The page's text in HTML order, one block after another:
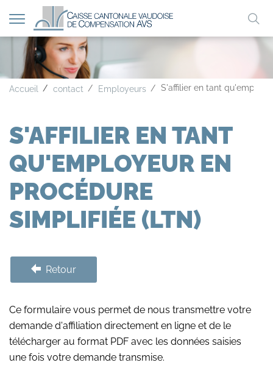
A A A
Afficher
la
navigation
Accueil contact Employeurs S'affilier en tant
S'AFFILIER EN TANT
QU'EMPLOYEUR EN
PROCÉDURE
SIMPLIFIÉE (LTN)
Retour
Ce formulaire vous permet de nous transmettre votre
demande d'affiliation directement en ligne et de le
télécharger au format PDF avec les données saisies
une fois votre demande transmise.